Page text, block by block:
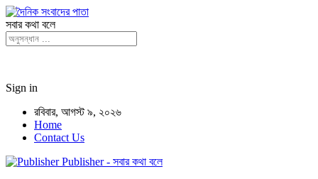
সবার কথা বলে
Sign in
রবিবার, আগস্ট ৯, ২০২৬
Home
Contact Us
Publisher - সবার কথা বলে